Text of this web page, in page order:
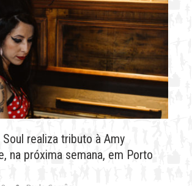
Soul realiza tributo à Amy
na próxima semana, em Porto